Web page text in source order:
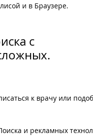
и в Браузере.
с
к врачу или
и рекламных